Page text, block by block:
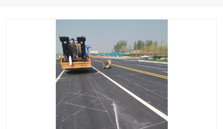
道路标线划线 马路标线
道路划线